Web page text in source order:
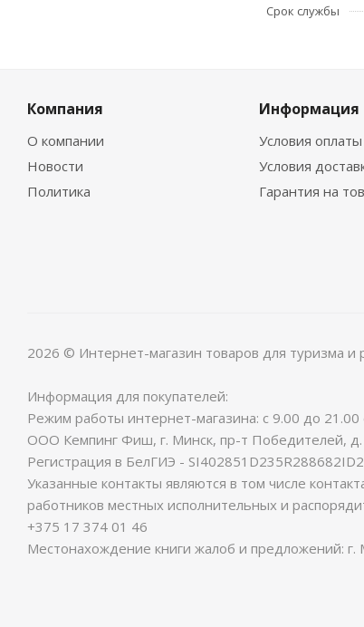
Срок службы
Компания
О компании
Новости
Политика
Информация
Условия оплаты
Условия
Гарантия на
2026 © Интернет-магазин товаров для туризма и
Информация для покупателей:
Режим работы интернет-магазина: с 9.00 до
ООО Кемпинг Фиш, г. Минск, пр-т Победителей,
Регистрация в БелГИЭ -
Указанные контакты являются в том числе
работников местных исполнительных и
+375 17 374 01 46
Местонахождение книги жалоб и предложений: